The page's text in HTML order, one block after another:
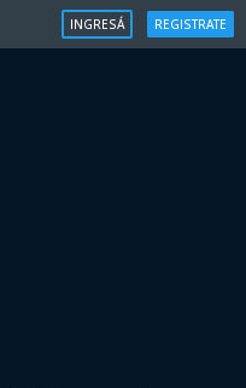
INGRESÁ REGISTRATE